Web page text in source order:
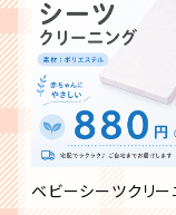
ベビーシーツクリー